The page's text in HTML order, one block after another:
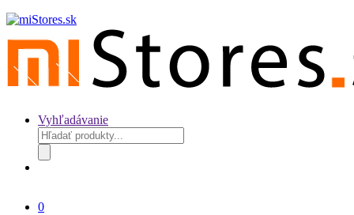
Vyhľadávanie
Products
search
0